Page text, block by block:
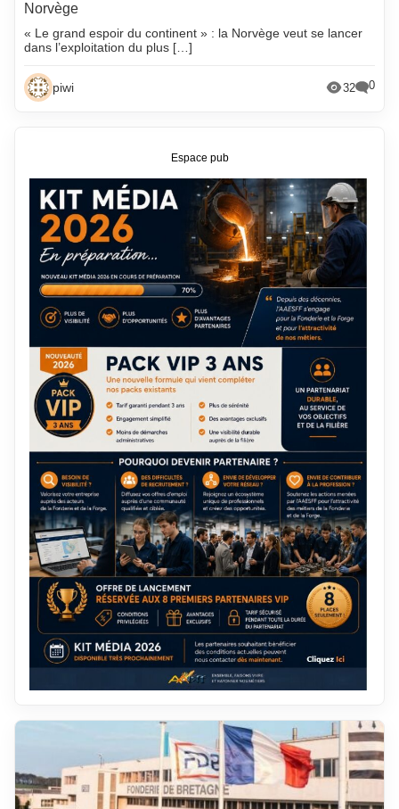
Norvège
« Le grand espoir du continent » : la Norvège veut se lancer
dans l’exploitation du plus […]
piwi 32 0
Espace pub